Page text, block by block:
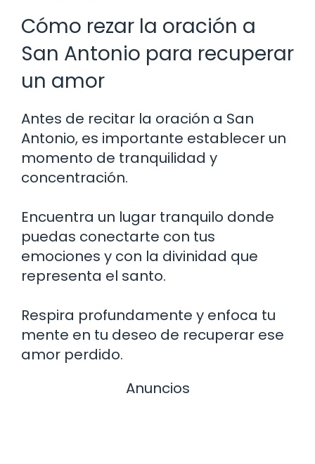
Cómo rezar la oración a
San Antonio para recuperar
un amor
Antes de recitar la oración a San
Antonio, es importante establecer un
momento de tranquilidad y
concentración.
Encuentra un lugar tranquilo donde
puedas conectarte con tus
emociones y con la divinidad que
representa el santo.
Respira profundamente y enfoca tu
mente en tu deseo de recuperar ese
amor perdido.
Anuncios